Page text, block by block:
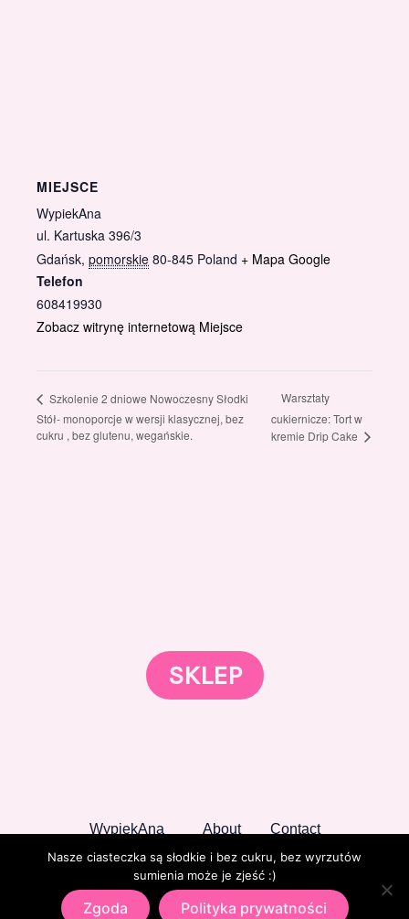
MIEJSCE
WypiekAna
ul. Kartuska 396/3
Gdańsk, pomorskie 80-845 Poland + Mapa Google
Telefon
608419930
Zobacz witrynę internetową Miejsce
Szkolenie 2 dniowe Nowoczesny Słodki
Stół- monoporcje w wersji klasycznej, bez
cukru , bez glutenu, wegańskie.
Warsztaty
cukiernicze: Tort w
kremie Drip Cake
SKLEP
WypiekAna About Contact
Copyright © 2026 WypiekAna
Nasze ciasteczka są słodkie i bez cukru, bez wyrzutów
sumienia może je zjeść :)
Zgoda Polityka prywatności